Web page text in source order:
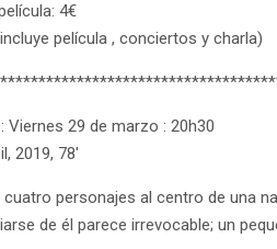
4€
película , conciertos y charla)
Viernes 29 de marzo : 20h30
2019, 78′
cuatro personajes al centro de una
de él parece irrevocable; un